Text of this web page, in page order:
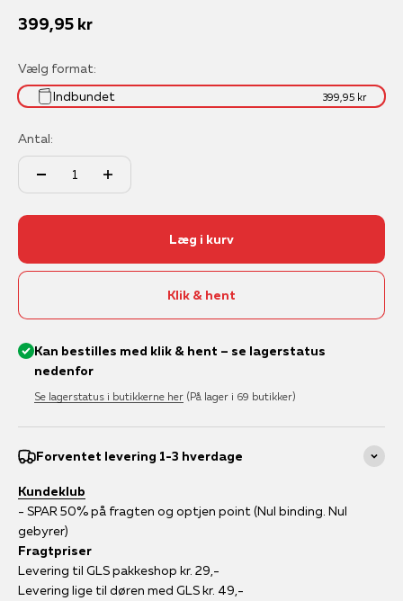
Salgspris
399,95 kr
Vælg format:
Indbundet
399,95 kr
Antal:
Læg i kurv
Klik & hent
Kan bestilles med klik & hent – se lagerstatus
nedenfor
Se lagerstatus i butikkerne her (På lager i 69 butikker)
Forventet levering 1-3 hverdage
Kundeklub
- SPAR 50% på fragten og optjen point (Nul binding. Nul
gebyrer)
Fragtpriser
Levering til GLS pakkeshop kr. 29,-
Levering lige til døren med GLS kr. 49,-